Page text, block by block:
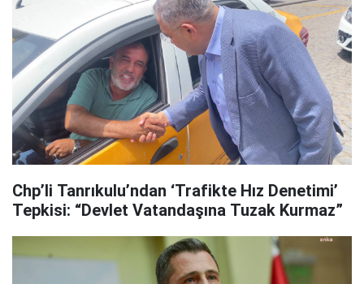
Chp’li Tanrıkulu’ndan ‘Trafikte Hız Denetimi’
Tepkisi: “Devlet Vatandaşına Tuzak Kurmaz”